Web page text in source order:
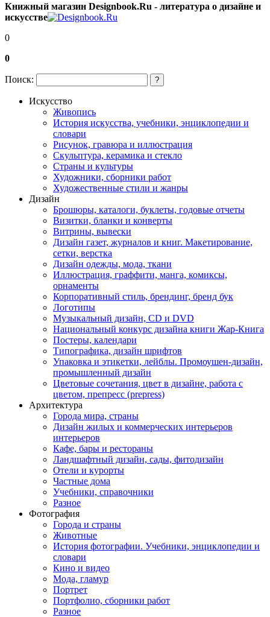
Книжный магазин Designbook.Ru - литература о дизайне и
искусстве
0
0
Поиск: ?
Искусство
Живопись
История искусства, учебники, энциклопедии и
словари
Рисунок, гравюра и иллюстрация
Скульптура, керамика и стекло
Страны и культуры
Художники, сборники работ
Художественные стили и жанры
Дизайн
Брошюры, каталоги, буклеты, годовые отчеты
Визитки, бланки и конверты
Витрины, вывески
Дизайн газет, журналов и книг. Макетирование,
сетки, верстка
Дизайн одежды, мода, ткани
Иллюстрация, граффити, манга, комиксы,
орнаменты
Корпоративный стиль, брендинг, бренд бук
Логотипы
Музыкальный дизайн, СD и DVD
Национальный конкурс дизайна книги Жар-Книга
Постеры, календари
Типографика, дизайн шрифтов
Упаковка и этикетки, лейблы. Промоушен-дизайн,
промышленный дизайн
Цветовые сочетания, цвет в дизайне, работа с
цветом, препресс (prepress)
Архитектура
Города мира, страны
Дизайн жилых и коммерческих интерьеров
интерьеров
Кафе, бары и рестораны
Ландшафтный дизайн, сады, фитодизайн
Отели и курорты
Частные дома
Учебники, справочники
Разное
Фотография
Города и страны
Животные
История фотографии. Учебники, энциклопедии и
словари
Кино и видео
Мода, гламур
Портрет
Портфолио, сборники работ
Разное